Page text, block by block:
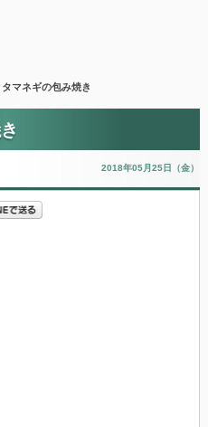
マネギの包み焼き
2018年05月25日（金）